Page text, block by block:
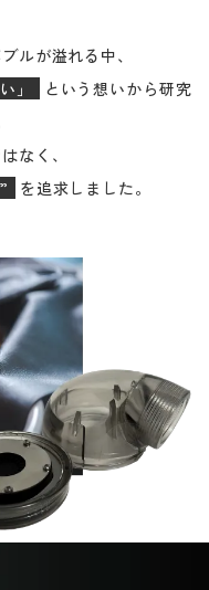
ルが溢れる中、
」
という想いから研究
なく、
を追求しました。